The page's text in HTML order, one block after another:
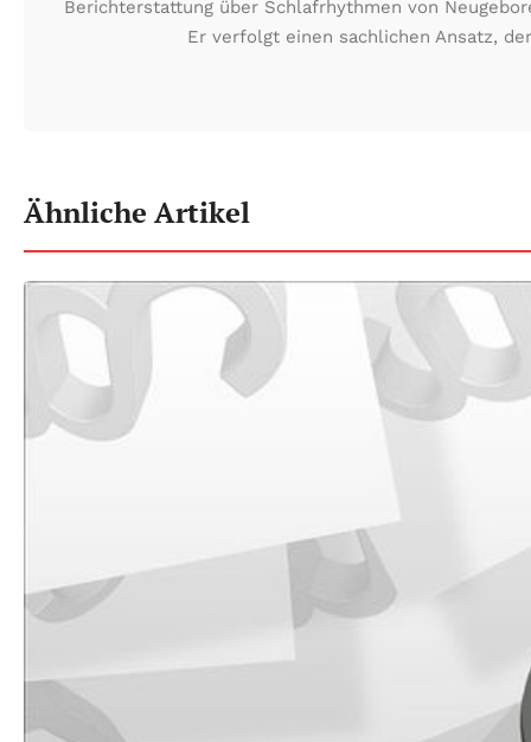
Berichterstattung über Schlafrhythmen von
Er verfolgt einen sachlichen Ansatz,
Ähnliche Artikel